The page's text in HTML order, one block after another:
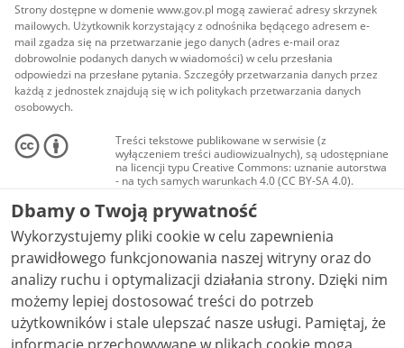
Strony dostępne w domenie www.gov.pl mogą zawierać adresy skrzynek
mailowych. Użytkownik korzystający z odnośnika będącego adresem e-
mail zgadza się na przetwarzanie jego danych (adres e-mail oraz
dobrowolnie podanych danych w wiadomości) w celu przesłania
odpowiedzi na przesłane pytania. Szczegóły przetwarzania danych przez
każdą z jednostek znajdują się w ich politykach przetwarzania danych
osobowych.
Treści tekstowe publikowane w serwisie (z
wyłączeniem treści audiowizualnych), są udostępniane
na licencji typu Creative Commons: uznanie autorstwa
- na tych samych warunkach 4.0 (CC BY-SA 4.0).
Materiały audiowizualne, w tym zdjęcia, materiały
audio i wideo, są udostępniane na licencji typu
Creative Commons: uznanie autorstwa użycie
niekomercyjne - bez utworów zależnych 4.0 (CC BY-
NC-ND 4.0), o ile nie jest to stwierdzone inaczej.
Dbamy o Twoją prywatność
Wykorzystujemy pliki cookie w celu zapewnienia
prawidłowego funkcjonowania naszej witryny oraz do
analizy ruchu i optymalizacji działania strony. Dzięki nim
możemy lepiej dostosować treści do potrzeb
użytkowników i stale ulepszać nasze usługi. Pamiętaj, że